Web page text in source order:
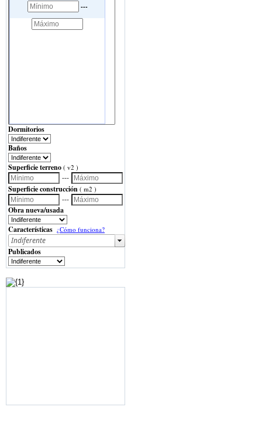
---
Dormitorios
Baños
Superficie terreno ( v2 )
---
Superficie construcción ( m2 )
---
Obra nueva/usada
Características ¿Cómo funciona?
Publicados